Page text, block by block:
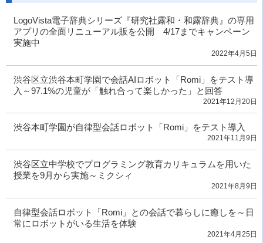
LogoVista電子辞典シリーズ『研究社露和・和露辞典』の専用
アプリの全面リニューアル販を公開 4/17までキャンペーン
実施中
2022年4月5日
渋谷区立渋谷本町学園で会話AIロボット「Romi」をテスト導
入～97.1%の児童が「触れ合って楽しかった」と回答
2021年12月20日
渋谷本町学園が自律型会話ロボット「Romi」をテスト導入
2021年11月9日
渋谷区立中学校でプログラミング教育カリキュラムを用いた
授業を9月から実施～ミクシィ
2021年8月9日
自律型会話ロボット「Romi」との会話で暮らしに癒しを～日
常にロボットがいる生活を体験
2021年4月25日